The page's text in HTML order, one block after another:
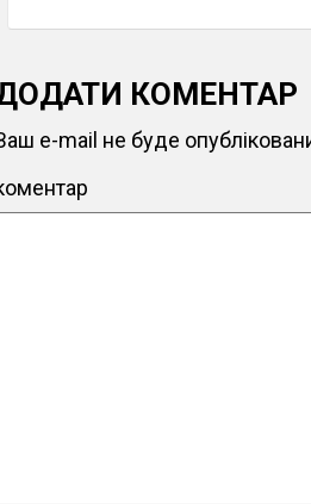
КОМЕНТАР
e-mail не буде